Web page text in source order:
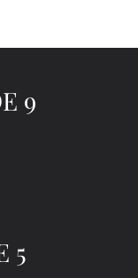
9
5